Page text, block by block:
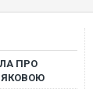
ПРО